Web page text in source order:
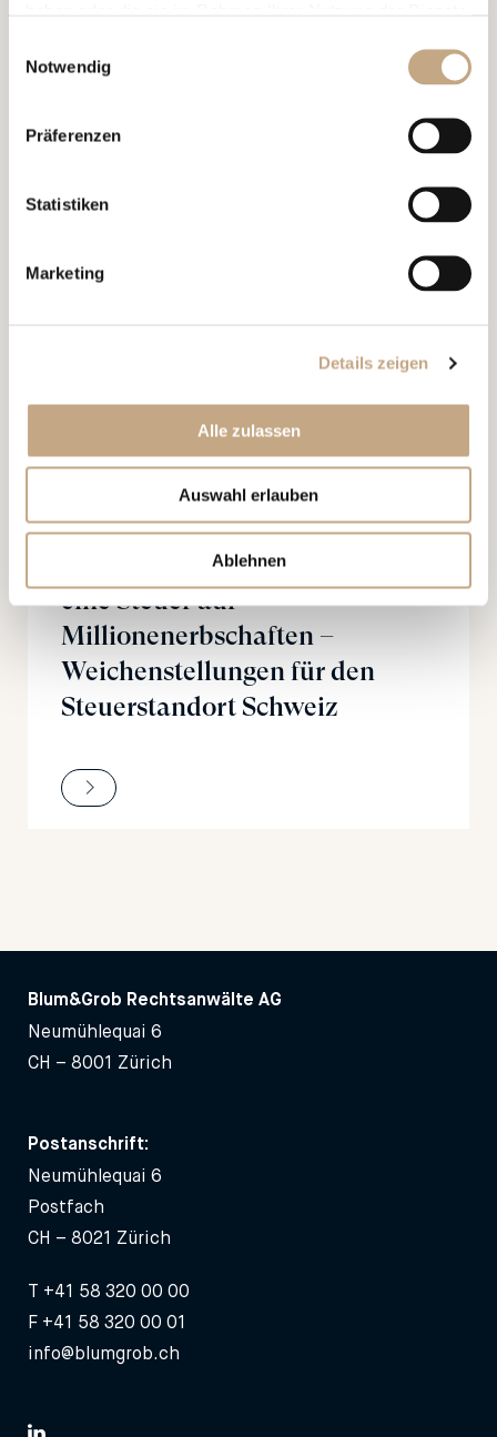
Notwendig
Präferenzen
Statistiken
Marketing
Details zeigen
Alle zulassen
Auswahl erlauben
Ablehnen
03.03.2026
Vortrag “Murphy’s Law in
and Have Gone Wrong”, IBA
International Private Client Tax
Conference London
Individualbesteuerung und
eine Steuer auf
Millionenerbschaften –
Weichenstellungen für den
Steuerstandort Schweiz
Blum&Grob Rechtsanwälte AG
Neumühlequai 6
CH – 8001 Zürich
Postanschrift:
Neumühlequai 6
Postfach
CH – 8021 Zürich
T +41 58 320 00 00
F +41 58 320 00 01
info@blumgrob.ch